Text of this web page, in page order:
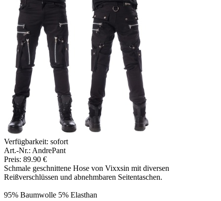
Verfügbarkeit: sofort
Art.-Nr.: AndrePant
Preis: 89.90 €
Schmale geschnittene Hose von Vixxsin mit diversen
Reißverschlüssen und abnehmbaren Seitentaschen.
95% Baumwolle 5% Elasthan